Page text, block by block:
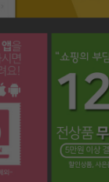
페이코 라